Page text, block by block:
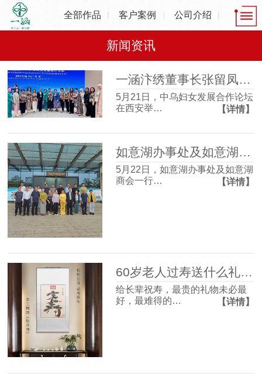
全部作品 客户案例 公司介绍
新闻资讯
一涵汴绣董事长张留凤出席中乌妇女发展合作论坛，共话非遗产业发展新机遇
5月21日，中乌妇女发展合作论坛
在西安举…
【详情】
如意湖办事处及如意湖商会一行走进一涵刺绣博物馆 沉浸式感受非遗魅力
5月22日，如意湖办事处及如意湖
商会一行…
【详情】
60岁老人过寿送什么礼物好？这4款体面走心，长辈收到超有面子
给长辈祝寿，最贵的礼物未必最
好，最难得的…
【详情】